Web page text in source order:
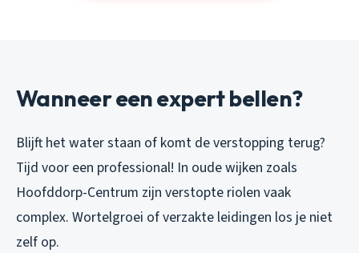
Wanneer een expert bellen?
Blijft het water staan of komt de verstopping terug?
Tijd voor een professional! In oude wijken zoals
Hoofddorp-Centrum zijn verstopte riolen vaak
complex. Wortelgroei of verzakte leidingen los je niet
zelf op.